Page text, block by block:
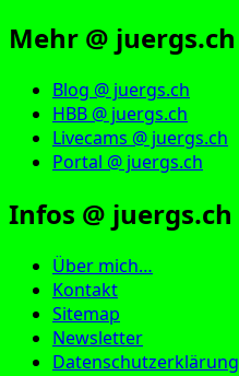
Mehr @ juergs.ch
Blog @ juergs.ch
HBB @ juergs.ch
Livecams @ juergs.ch
Portal @ juergs.ch
Infos @ juergs.ch
Über mich…
Kontakt
Sitemap
Newsletter
Datenschutzerklärung